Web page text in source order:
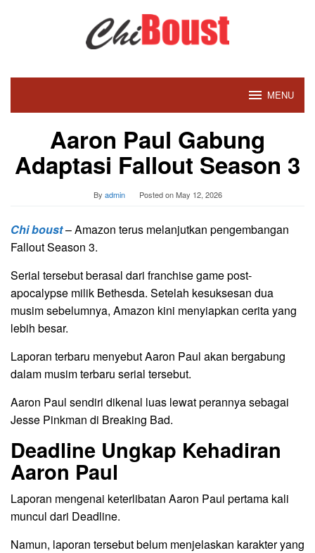
MENU
Aaron Paul Gabung
Adaptasi Fallout Season 3
By admin Posted onMay 12, 2026
Chi boust– Amazon terus melanjutkan pengembangan
Fallout Season 3.
Serial tersebut berasal dari franchise game post-
apocalypse milik Bethesda. Setelah kesuksesan dua
musim sebelumnya, Amazon kini menyiapkan cerita yang
lebih besar.
Laporan terbaru menyebut Aaron Paul akan bergabung
dalam musim terbaru serial tersebut.
Aaron Paul sendiri dikenal luas lewat perannya sebagai
Jesse Pinkman di Breaking Bad.
Deadline Ungkap Kehadiran
Aaron Paul
Laporan mengenai keterlibatan Aaron Paul pertama kali
muncul dari Deadline.
Namun, laporan tersebut belum menjelaskan karakter yang